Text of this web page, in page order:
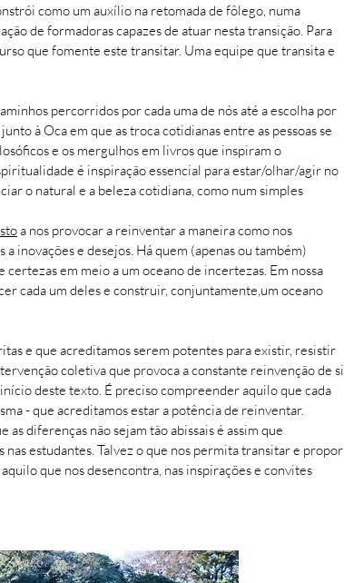
como um auxílio na retomada de fôlego, numa
de formadoras capazes de atuar nesta transição. Para
que fomente este transitar. Uma equipe que transita e
percorridos por cada uma de nós até a escolha por
à Oca em que as troca cotidianas entre as pessoas se
e os mergulhos em livros que inspiram o
é inspiração essencial para estar/olhar/agir no
o natural e a beleza cotidiana, como num simples
a nos provocar a reinventar a maneira como nos
inovações e desejos. Há quem (apenas ou também)
em meio a um oceano de incertezas. Em nossa
cada um deles e construir, conjuntamente,um oceano
e que acreditamos serem potentes para existir, resistir
coletiva que provoca a constante reinvenção de si
deste texto. É preciso compreender aquilo que cada
- que acreditamos estar a potência de reinventar.
diferenças não sejam tão abissais é assim que
estudantes. Talvez o que nos permita transitar e propor
que nos desencontra, nas inspirações e convites